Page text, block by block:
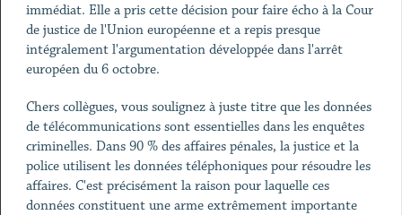
immédiat. Elle a pris cette décision pour faire écho à la Cour
de justice de l'Union européenne et a repis presque
intégralement l'argumentation développée dans l'arrêt
européen du 6 octobre.
Chers collègues, vous soulignez à juste titre que les données
de télécommunications sont essentielles dans les enquêtes
criminelles. Dans 90 % des affaires pénales, la justice et la
police utilisent les données téléphoniques pour résoudre les
affaires. C'est précisément la raison pour laquelle ces
données constituent une arme extrêmement importante